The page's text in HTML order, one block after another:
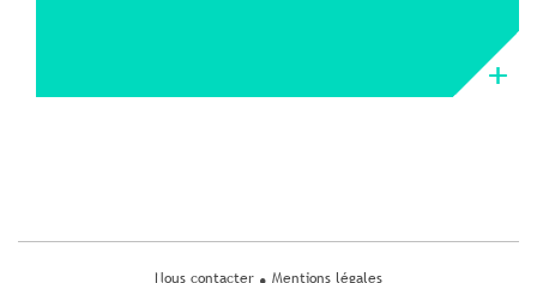
Nous contacter Mentions légales